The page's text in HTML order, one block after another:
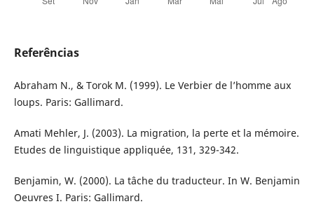
Referências
Abraham N., & Torok M. (1999). Le Verbier de l’homme aux
loups. Paris: Gallimard.
Amati Mehler, J. (2003). La migration, la perte et la mémoire.
Etudes de linguistique appliquée, 131, 329-342.
Benjamin, W. (2000). La tâche du traducteur. In W. Benjamin
Oeuvres I. Paris: Gallimard.